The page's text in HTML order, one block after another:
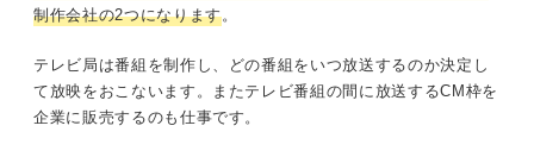
制作会社の2つになります。
テレビ局は番組を制作し、どの番組をいつ放送するのか決定し
て放映をおこないます。またテレビ番組の間に放送するCM枠を
企業に販売するのも仕事です。